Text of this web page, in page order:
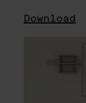
Download